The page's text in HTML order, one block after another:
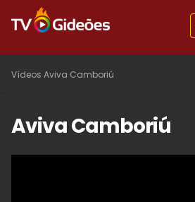
Vídeos Aviva Camboriú
Aviva Camboriú